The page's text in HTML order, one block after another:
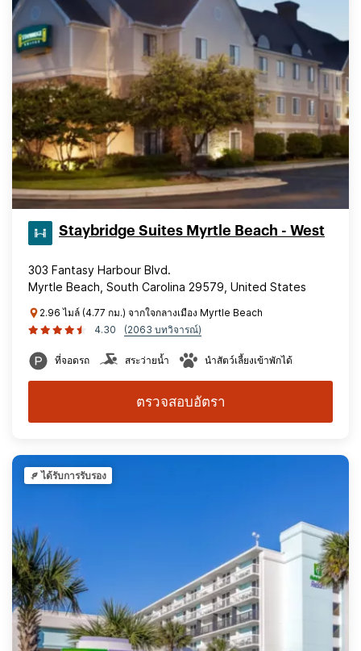
Staybridge Suites Myrtle Beach - West
303 Fantasy Harbour Blvd.
Myrtle Beach, South Carolina 29579, United States
2.96 ไมล์ (4.77 กม.) จากใจกลางเมือง Myrtle Beach
4.30
(2063 บทวิจารณ์)
ที่จอดรถ สระว่ายน้ำ นำสัตว์เลี้ยงเข้าพักได้
ตรวจสอบอัตรา
ได้รับการรับรอง